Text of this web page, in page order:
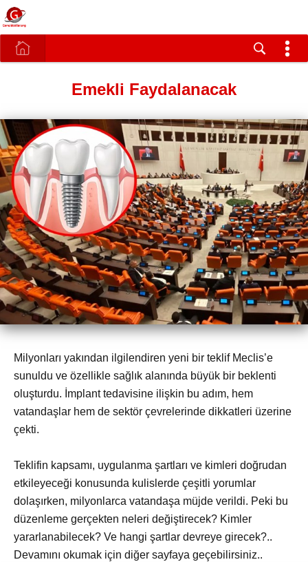
Emekli Faydalanacak
Milyonları yakından ilgilendiren yeni bir teklif Meclis’e
sunuldu ve özellikle sağlık alanında büyük bir beklenti
oluşturdu. İmplant tedavisine ilişkin bu adım, hem
vatandaşlar hem de sektör çevrelerinde dikkatleri üzerine
çekti.
Teklifin kapsamı, uygulanma şartları ve kimleri doğrudan
etkileyeceği konusunda kulislerde çeşitli yorumlar
dolaşırken, milyonlarca vatandaşa müjde verildi. Peki bu
düzenleme gerçekten neleri değiştirecek? Kimler
yararlanabilecek? Ve hangi şartlar devreye girecek?..
Devamını okumak için diğer sayfaya geçebilirsiniz..